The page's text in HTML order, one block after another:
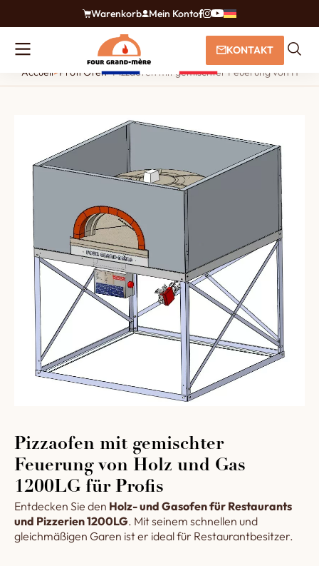
Warenkorb Mein Konto
KONTAKT
Accueil>Profi Öfen>Pizzaofen mit gemischter Feuerung von Holz
Pizzaofen mit gemischter
Feuerung von Holz und Gas
1200LG für Profis
Entdecken Sie den Holz- und Gasofen für Restaurants
und Pizzerien 1200LG. Mit seinem schnellen und
gleichmäßigen Garen ist er ideal für Restaurantbesitzer.